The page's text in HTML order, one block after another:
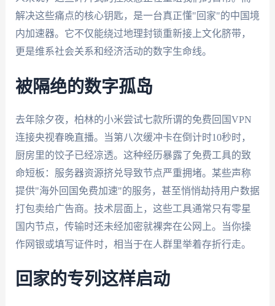
解决这些痛点的核心钥匙，是一台真正懂"回家"的中国境
内加速器。它不仅能绕过地理封锁重新接上文化脐带，
更是维系社会关系和经济活动的数字生命线。
被隔绝的数字孤岛
去年除夕夜，柏林的小米尝试七款所谓的免费回国VPN
连接央视春晚直播。当第八次缓冲卡在倒计时10秒时，
厨房里的饺子已经凉透。这种经历暴露了免费工具的致
命短板：服务器资源挤兑导致节点严重拥堵。某些声称
提供"海外回国免费加速"的服务，甚至悄悄劫持用户数据
打包卖给广告商。技术层面上，这些工具通常只有零星
国内节点，传输时还未经加密就裸奔在公网上。当你操
作网银或填写证件时，相当于在人群里举着存折行走。
回家的专列这样启动